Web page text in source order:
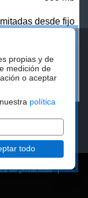
desde fijo
27,00 €/mes
de privacidad|
propias y de
medición de
o aceptar
política
todo